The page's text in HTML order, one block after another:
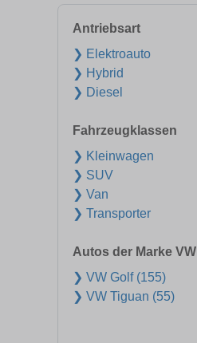
Antriebsart
❯ Elektroauto
❯ Hybrid
❯ Diesel
Fahrzeugklassen
❯ Kleinwagen
❯ SUV
❯ Van
❯ Transporter
Autos der Marke VW
❯ VW Golf (155)
❯ VW Tiguan (55)